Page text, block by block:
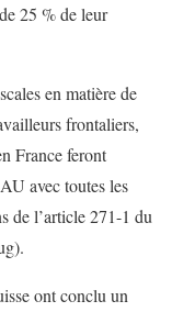
25 % de leur
en matière de
frontaliers,
France feront
avec toutes les
de l’article 271-1 du
ont conclu un